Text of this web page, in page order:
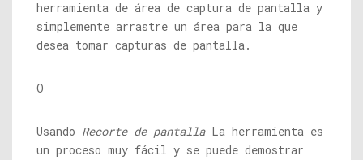
herramienta de área de captura de pantalla y
simplemente arrastre un área para la que
desea tomar capturas de pantalla.
O
Usando Recorte de pantallaLa herramienta es
un proceso muy fácil y se puede demostrar